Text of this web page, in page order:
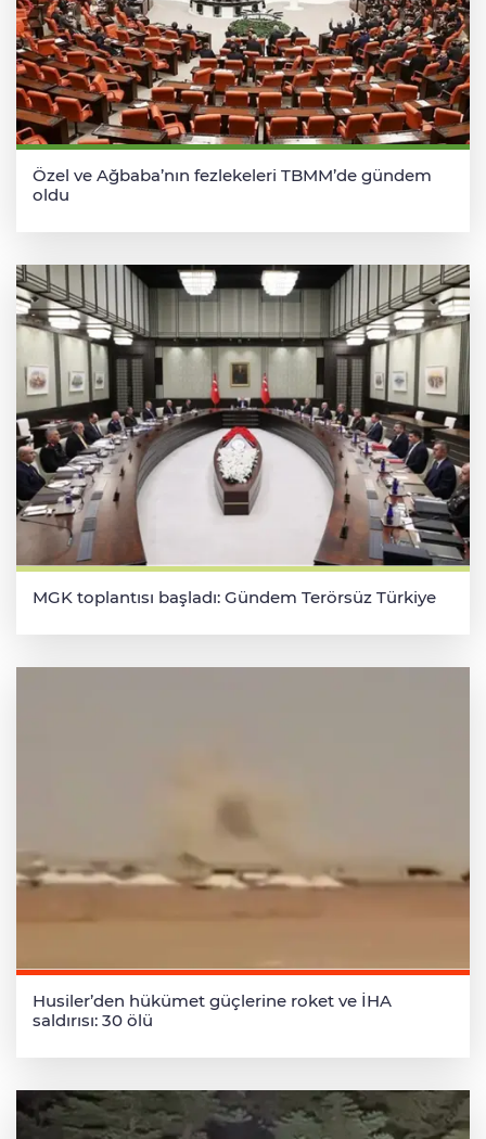
Özel ve Ağbaba’nın fezlekeleri TBMM’de gündem
oldu
MGK toplantısı başladı: Gündem Terörsüz Türkiye
Husiler’den hükümet güçlerine roket ve İHA
saldırısı: 30 ölü